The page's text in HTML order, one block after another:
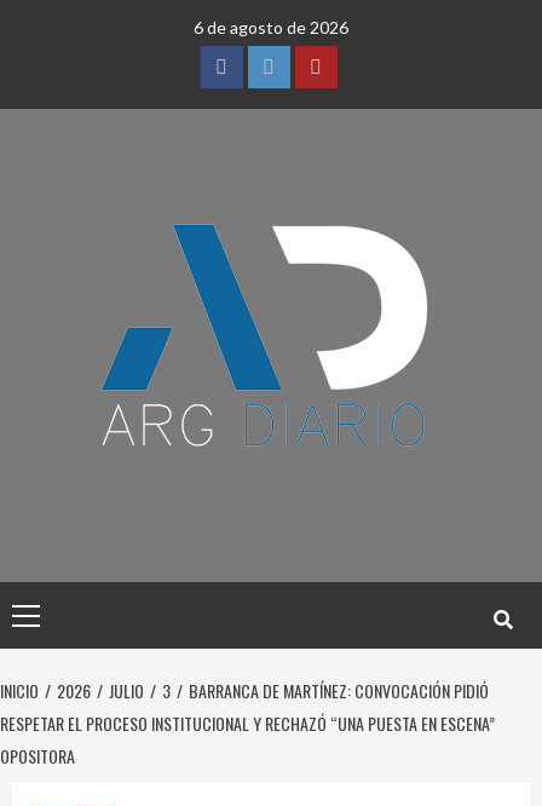
6 de agosto de 2026
Facebook
TwitterYouTube
principal
INICIO 2026 JULIO 3
BARRANCA DE MARTÍNEZ: CONVOCACIÓN PIDIÓ
RESPETAR EL PROCESO INSTITUCIONAL Y RECHAZÓ “UNA PUESTA EN ESCENA”
OPOSITORA